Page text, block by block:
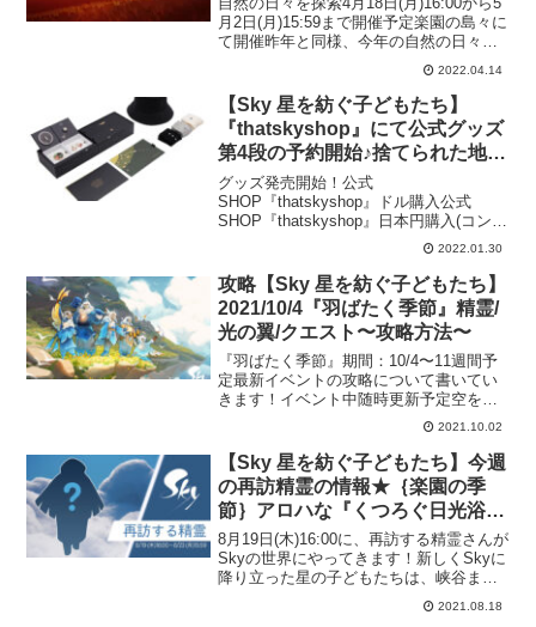
テム再販も♪
月2日(月)15:59まで開催予定楽園の島々に
て開催昨年と同様、今年の自然の日々も
草原にある楽園の島々で開催。ホームに
登場するイベントの案内人さんに話し
か、メニュー内からアイテムを交換しま
しょ...
2022.04.14
【Sky 星を紡ぐ子どもたち】
『thatskyshop』にて公式グッズ
第4段の予約開始♪捨てられた地・
暗黒龍モチーフのアパレルも登
場！
グッズ発売開始！公式
SHOP『thatskyshop』ドル購入公式
SHOP『thatskyshop』日本円購入(コンビ
ニ決済のみ)・送料海外サイトで購入する
場合： $8.60(ピンバッジ等小物類)〜
$18.00(パーカー等)。品物大きさによ...
2022.01.30
攻略【Sky 星を紡ぐ子どもたち】
2021/10/4『羽ばたく季節』精霊/
光の翼/クエスト〜攻略方法〜
『羽ばたく季節』期間：10/4〜11週間予
定最新イベントの攻略について書いてい
きます！イベント中随時更新予定空を旅
往く人々にふさわしいケープやアイテ
ム、アクセサリーを持つ彼らから、楽器
や新たな呼び声も教わり、精霊たちに受
け継がれるハーモニー...
2021.10.02
【Sky 星を紡ぐ子どもたち】今週
の再訪精霊の情報★｛楽園の季
節｝アロハな『くつろぐ日光浴
者』精霊が再訪！8月19日
(木)16:00～8月23日(月)16:59ま
で！必要なキャンドル数は？？
8月19日(木)16:00に、再訪する精霊さんが
Skyの世界にやってきます！新しくSkyに
降り立った星の子どもたちは、峡谷まで
のストーリーを完了することで、ホーム
に遊びに来る精霊さんに会えるようにな
2021.08.18